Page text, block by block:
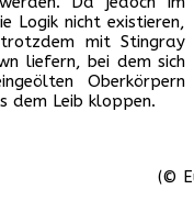
Logik nicht existieren,
mit Stingray
liefern, bei dem sich
Oberkörpern
dem Leib kloppen.
(©